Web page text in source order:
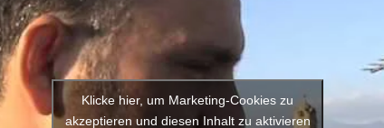
Klicke hier, um Marketing-Cookies zu
akzeptieren und diesen Inhalt zu aktivieren